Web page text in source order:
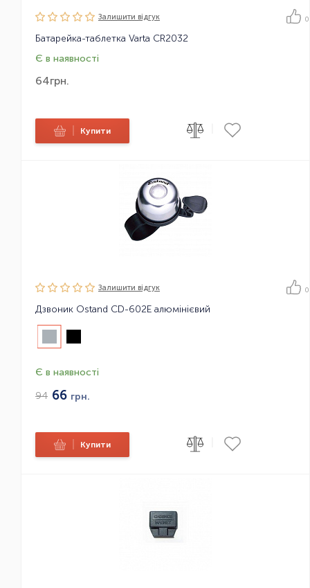
Залишити вiдгук 0
Батарейка-таблетка Varta CR2032
Є в наявності
64грн.
Купити
Залишити вiдгук 0
Дзвоник Ostand CD-602E алюмінієвий
Є в наявності
94 66 грн.
Купити